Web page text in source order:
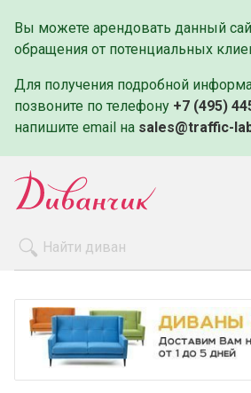
Вы можете арендовать данный
обращения от потенциальных
Для получения подробной
позвоните по телефону +7 (495)
напишите email на sales@traffic-
Оплата и
Контакты